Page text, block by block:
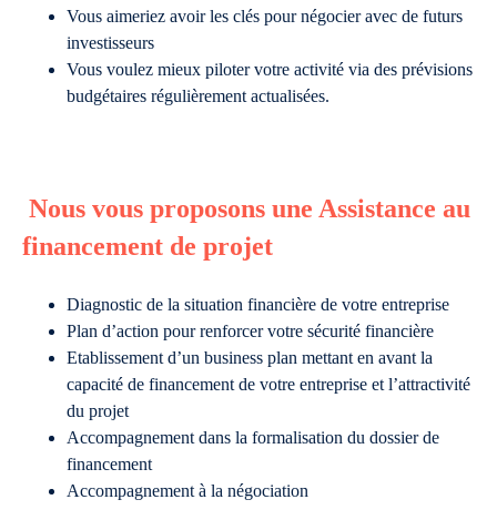
Vous aimeriez avoir les clés pour négocier avec de futurs
investisseurs
Vous voulez mieux piloter votre activité via des prévisions
budgétaires régulièrement actualisées.
Nous vous proposons une Assistance au
financement de projet
Diagnostic de la situation financière de votre entreprise
Plan d’action pour renforcer votre sécurité financière
Etablissement d’un business plan mettant en avant la
capacité de financement de votre entreprise et l’attractivité
du projet
Accompagnement dans la formalisation du dossier de
financement
Accompagnement à la négociation